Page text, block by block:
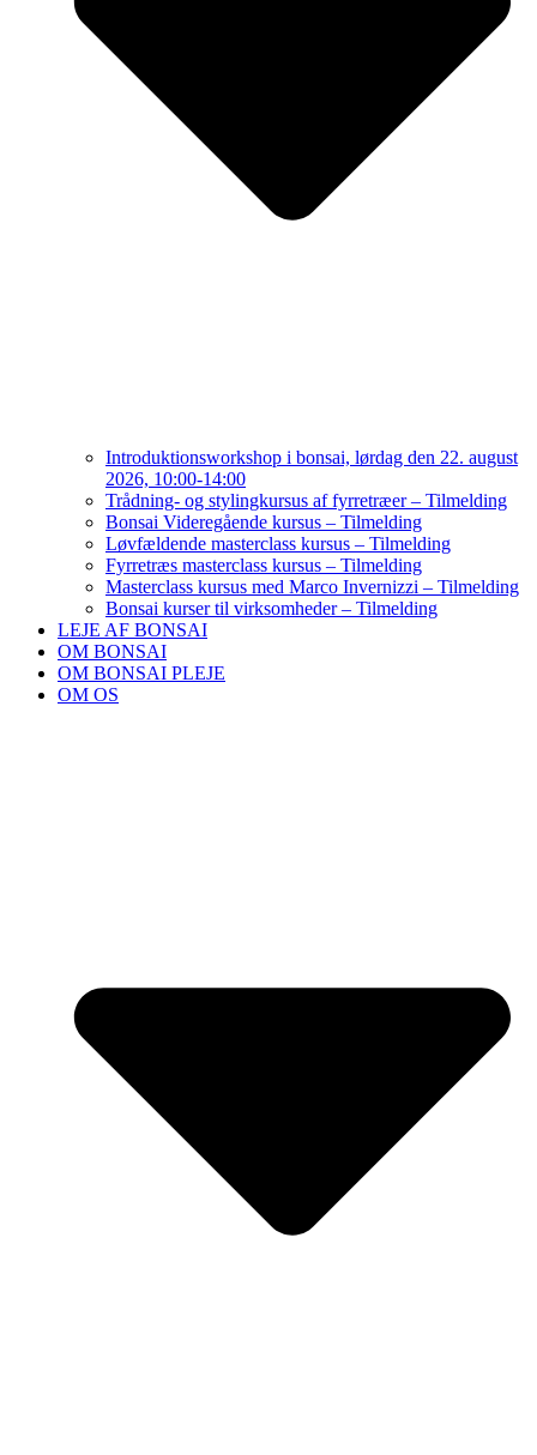
Introduktionsworkshop i bonsai, lørdag den 22. august
2026, 10:00-14:00
Trådning- og stylingkursus af fyrretræer – Tilmelding
Bonsai Videregående kursus – Tilmelding
Løvfældende masterclass kursus – Tilmelding
Fyrretræs masterclass kursus – Tilmelding
Masterclass kursus med Marco Invernizzi – Tilmelding
Bonsai kurser til virksomheder – Tilmelding
LEJE AF BONSAI
OM BONSAI
OM BONSAI PLEJE
OM OS